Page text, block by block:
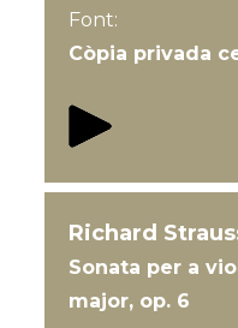
Font:
Còpia privada
Richard
Sonata per a
major, op. 6